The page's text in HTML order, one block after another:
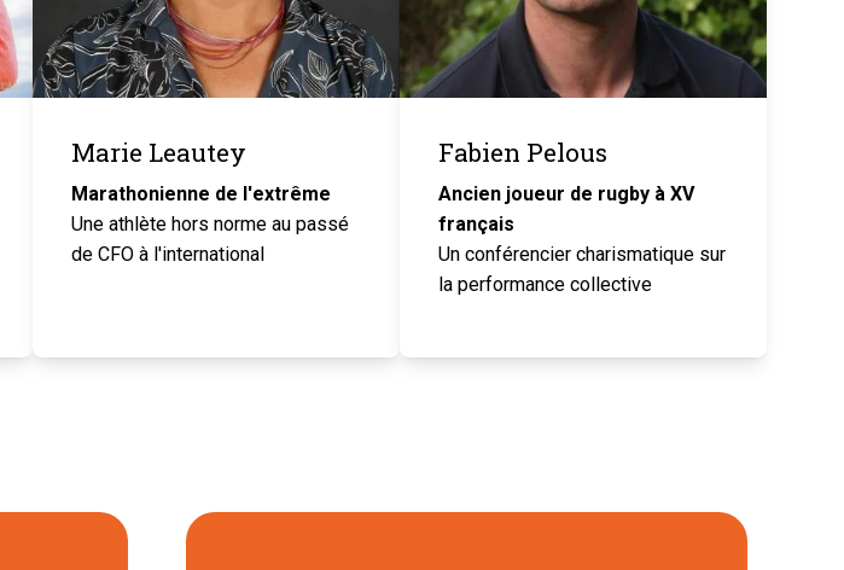
Marie Leautey
Marathonienne de l'extrême
Une athlète hors norme au passé
de CFO à l'international
Fabien Pelous
Ancien joueur de rugby à XV
français
Un conférencier charismatique sur
la performance collective